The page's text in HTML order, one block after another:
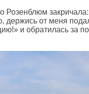
Розенблюм закричала:
держись от меня
и обратилась за